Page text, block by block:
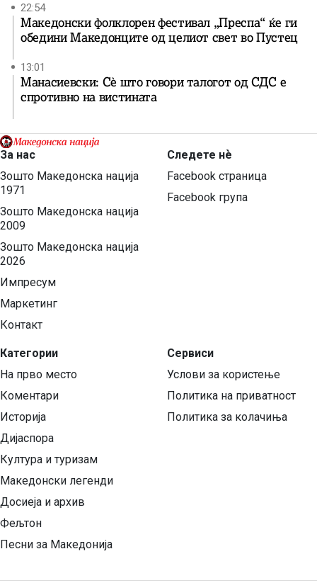
22:54
Македонски фолклорен фестивал „Преспа“ ќе ги
обедини Македонците од целиот свет во Пустец
13:01
Манасиевски: Сè што говори талогот од СДС е
спротивно на вистината
За нас
Зошто Македонска нација
1971
Зошто Македонска нација
2009
Зошто Македонска нација
2026
Импресум
Маркетинг
Контакт
Категории
На прво место
Коментари
Историја
Дијаспора
Култура и туризам
Македонски легенди
Досиеја и архив
Фељтон
Песни за Македонија
Следете нѐ
Facebook страница
Facebook група
Сервиси
Услови за користење
Политика на приватност
Политика за колачиња